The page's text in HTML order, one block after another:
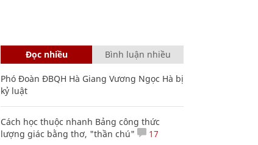
Đọc nhiều Bình luận nhiều
Phó Đoàn ĐBQH Hà Giang Vương Ngọc Hà bị
kỷ luật
Cách học thuộc nhanh Bảng công thức
lượng giác bằng thơ, "thần chú"
17